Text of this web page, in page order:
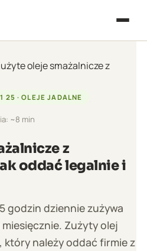
oleje smażalnicze z
25 · OLEJE JADALNE
~8 min
z
oddać legalnie i
godzin dziennie zużywa
Zużyty olej
który należy oddać firmie z